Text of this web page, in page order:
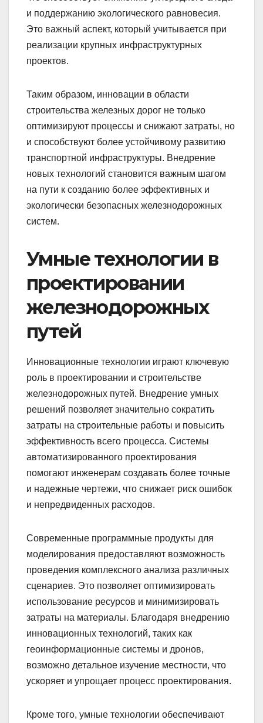
и поддержанию экологического равновесия.
Это важный аспект, который учитывается при
реализации крупных инфраструктурных
проектов.
Таким образом, инновации в области
строительства железных дорог не только
оптимизируют процессы и снижают затраты, но
и способствуют более устойчивому развитию
транспортной инфраструктуры. Внедрение
новых технологий становится важным шагом
на пути к созданию более эффективных и
экологически безопасных железнодорожных
систем.
Умные технологии в
проектировании
железнодорожных
путей
Инновационные технологии играют ключевую
роль в проектировании и строительстве
железнодорожных путей. Внедрение умных
решений позволяет значительно сократить
затраты на строительные работы и повысить
эффективность всего процесса. Системы
автоматизированного проектирования
помогают инженерам создавать более точные
и надежные чертежи, что снижает риск ошибок
и непредвиденных расходов.
Современные программные продукты для
моделирования предоставляют возможность
проведения комплексного анализа различных
сценариев. Это позволяет оптимизировать
использование ресурсов и минимизировать
затраты на материалы. Благодаря внедрению
инновационных технологий, таких как
геоинформационные системы и дронов,
возможно детальное изучение местности, что
ускоряет и упрощает процесс проектирования.
Кроме того, умные технологии обеспечивают